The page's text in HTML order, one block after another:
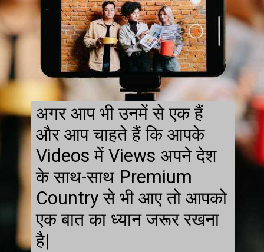
अगर आप भी उनमें से एक हैं
और आप चाहते हैं कि आपके
Videos में Views अपने देश
के साथ-साथ Premium
Country से भी आए तो आपको
एक बात का ध्यान जरूर रखना
है|